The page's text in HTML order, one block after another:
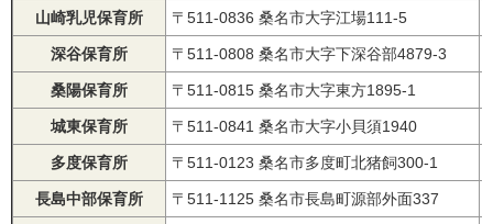
山崎乳児保育所 〒511-0836 桑名市大字江場111-5
深谷保育所 〒511-0808 桑名市大字下深谷部4879-3
桑陽保育所 〒511-0815 桑名市大字東方1895-1
城東保育所 〒511-0841 桑名市大字小貝須1940
多度保育所 〒511-0123 桑名市多度町北猪飼300-1
長島中部保育所 〒511-1125 桑名市長島町源部外面337